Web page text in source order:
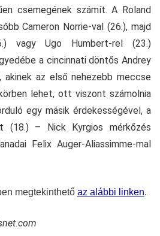
csemegének számít. A Roland
Cameron Norrie-val (26.), majd
vagy Ugo Humbert-rel (23.)
a cincinnati döntős Andrey
akinek az első nehezebb meccse
lehet, ott viszont számolnia
egy másik érdekességével, a
(18.) – Nick Kyrgios mérkőzés
Felix Auger-Aliassimme-mal
megtekinthető az alábbi linken.